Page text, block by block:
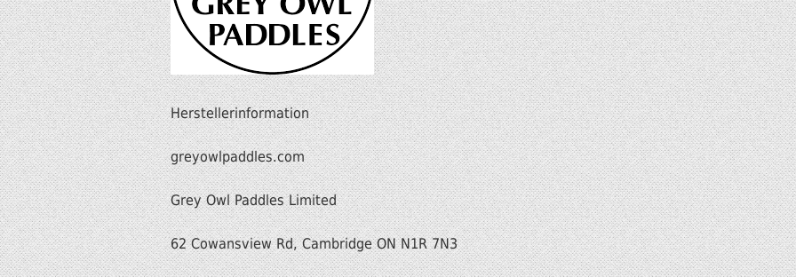
Herstellerinformation
greyowlpaddles.com
Grey Owl Paddles Limited
62 Cowansview Rd, Cambridge ON N1R 7N3